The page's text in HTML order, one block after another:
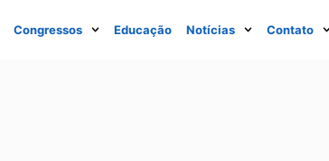
Congressos Educação Notícias Contato